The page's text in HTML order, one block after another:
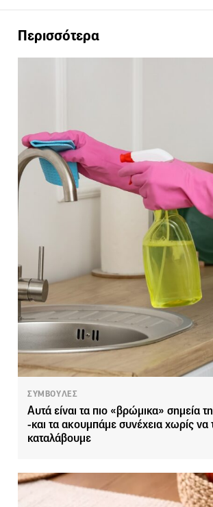
Περισσότερα
ΣΥΜΒΟΥΛΕΣ
Αυτά είναι τα πιο «βρώμικα» σημεία
-και τα ακουμπάμε συνέχεια χωρίς να
καταλάβουμε